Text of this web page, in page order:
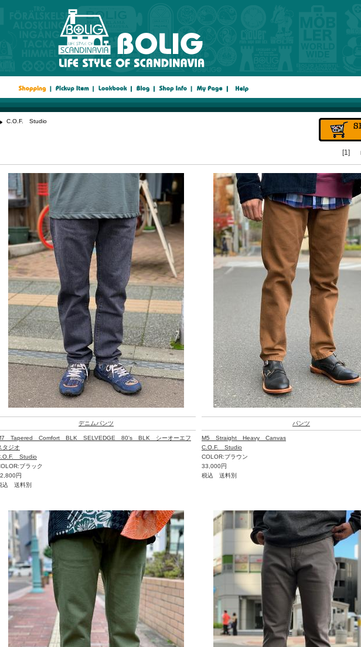
C.O.F. Studio
[1]
デニムパンツ
Tapered Comfort BLK SELVEDGE 80's BLK シーオーエフ
タジオ
Studio
ブラック
円
込 送料別
パンツ
M5 Straight Heavy Canvas
C.O.F. Studio
COLOR:ブラウン
33,000円
税込 送料別